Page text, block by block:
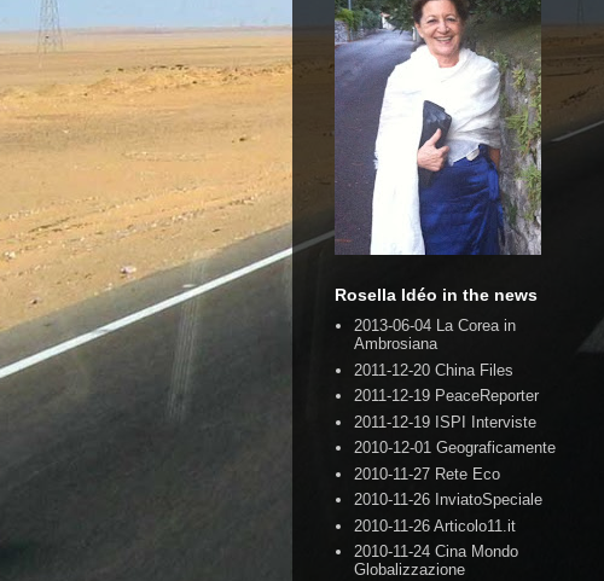
Rosella Idéo in the news
2013-06-04 La Corea in
Ambrosiana
2011-12-20 China Files
2011-12-19 PeaceReporter
2011-12-19 ISPI Interviste
2010-12-01 Geograficamente
2010-11-27 Rete Eco
2010-11-26 InviatoSpeciale
2010-11-26 Articolo11.it
2010-11-24 Cina Mondo
Globalizzazione